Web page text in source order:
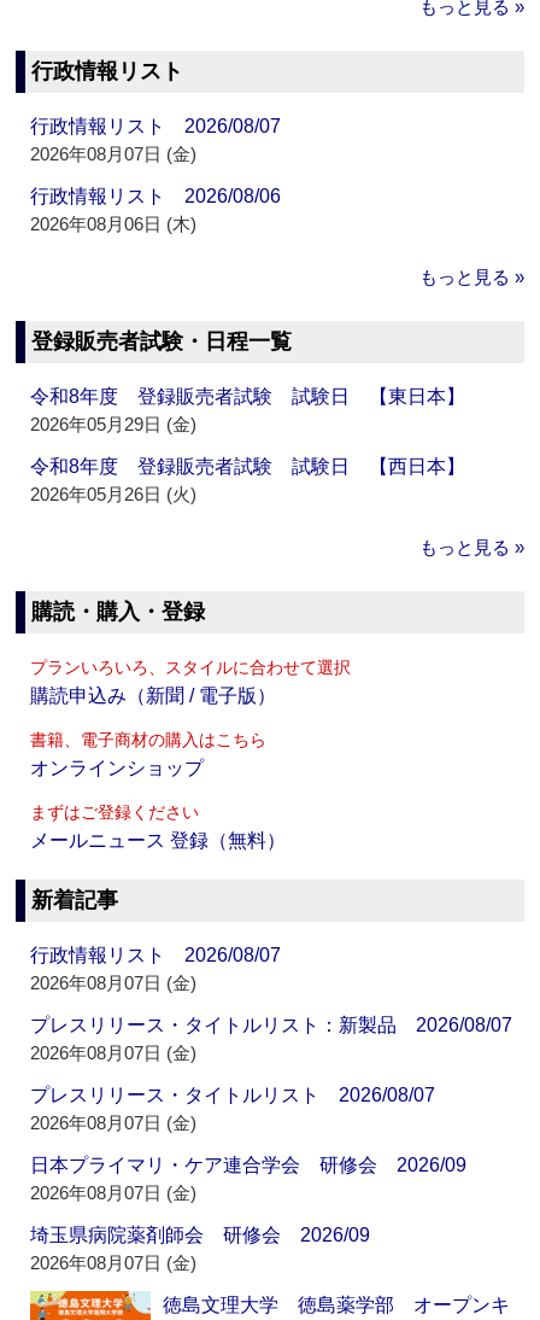
もっと見る »
行政情報リスト
行政情報リスト 2026/08/07
2026年08月07日 (金)
行政情報リスト 2026/08/06
2026年08月06日 (木)
もっと見る »
登録販売者試験・日程一覧
令和8年度 登録販売者試験 試験日 【東日本】
2026年05月29日 (金)
令和8年度 登録販売者試験 試験日 【西日本】
2026年05月26日 (火)
もっと見る »
購読・購入・登録
プランいろいろ、スタイルに合わせて選択
購読申込み（新聞 / 電子版）
書籍、電子商材の購入はこちら
オンラインショップ
まずはご登録ください
メールニュース 登録（無料）
新着記事
行政情報リスト 2026/08/07
2026年08月07日 (金)
プレスリリース・タイトルリスト：新製品 2026/08/07
2026年08月07日 (金)
プレスリリース・タイトルリスト 2026/08/07
2026年08月07日 (金)
日本プライマリ・ケア連合学会 研修会 2026/09
2026年08月07日 (金)
埼玉県病院薬剤師会 研修会 2026/09
2026年08月07日 (金)
徳島文理大学 徳島薬学部 オープンキ